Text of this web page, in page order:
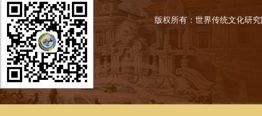
版权所有：世界传统文化研